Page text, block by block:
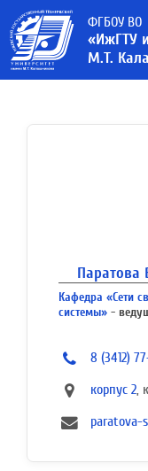
ФГБОУ ВО
«ИжГТУ
М.Т.
Паратова
Кафедра «Сети
системы» -
8 (3412)
корпус 2,
paratova-